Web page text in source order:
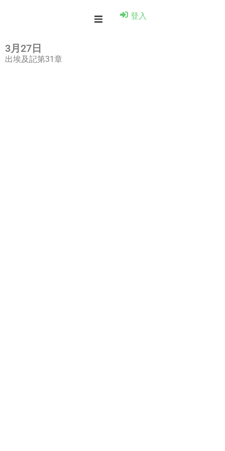
登入
3月27日
出埃及記第31章